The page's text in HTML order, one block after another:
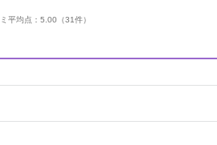
平均点： 5.00 （31件）